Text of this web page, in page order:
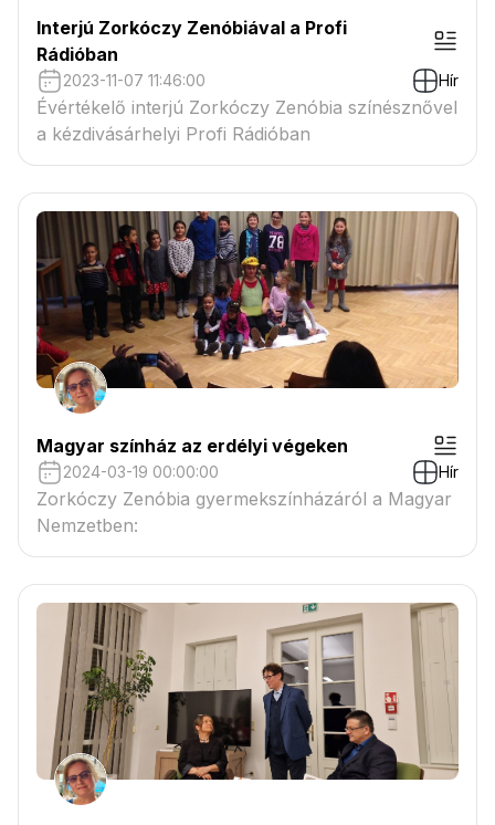
Interjú Zorkóczy Zenóbiával a Profi
Rádióban
2023-11-07 11:46:00 Hír
Évértékelő interjú Zorkóczy Zenóbia színésznővel
a kézdivásárhelyi Profi Rádióban
Magyar színház az erdélyi végeken
2024-03-19 00:00:00 Hír
Zorkóczy Zenóbia gyermekszínházáról a Magyar
Nemzetben: